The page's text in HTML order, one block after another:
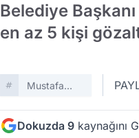
Belediye
en az 5 kişi
Mustafa
Dokuzda 9 kaynağını